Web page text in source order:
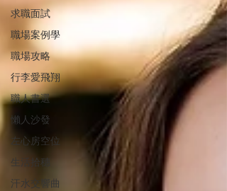
求職面試
職場案例學
職場攻略
行李愛飛翔
職人書選
懶人沙發
左心房空位
生活拾穗
汗水交響曲